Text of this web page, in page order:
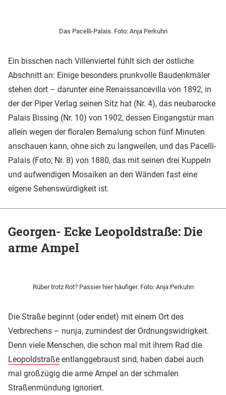
Das Pacelli-Palais. Foto: Anja Perkuhn
Ein bisschen nach Villenviertel fühlt sich der östliche
Abschnitt an: Einige besonders prunkvolle Baudenkmäler
stehen dort – darunter eine Renaissancevilla von 1892, in
der der Piper Verlag seinen Sitz hat (Nr. 4), das neubarocke
Palais Bissing (Nr. 10) von 1902, dessen Eingangstür man
allein wegen der floralen Bemalung schon fünf Minuten
anschauen kann, ohne sich zu langweilen, und das Pacelli-
Palais (Foto; Nr. 8) von 1880, das mit seinen drei Kuppeln
und aufwendigen Mosaiken an den Wänden fast eine
eigene Sehenswürdigkeit ist.
Georgen- Ecke Leopoldstraße: Die
arme Ampel
Rüber trotz Rot? Passier hier häufiger. Foto: Anja Perkuhn
Die Straße beginnt (oder endet) mit einem Ort des
Verbrechens – nunja, zumindest der Ordnungswidrigkeit.
Denn viele Menschen, die schon mal mit ihrem Rad die
Leopoldstraße entlanggebraust sind, haben dabei auch
mal großzügig die arme Ampel an der schmalen
Straßenmündung ignoriert.